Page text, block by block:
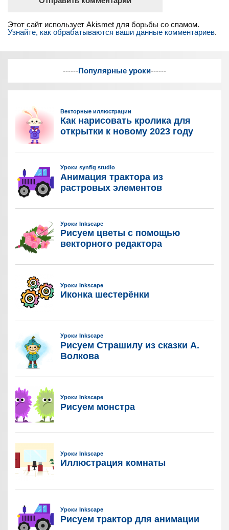
Этот сайт использует Akismet для борьбы со спамом.
Узнайте, как обрабатываются ваши данные комментариев.
------Популярные уроки------